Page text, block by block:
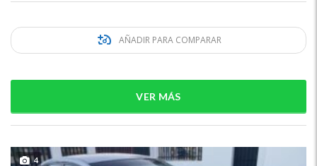
AÑADIR PARA COMPARAR
VER MÁS
4